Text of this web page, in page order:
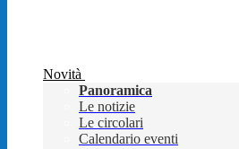
Novità
Panoramica
Le notizie
Le circolari
Calendario eventi